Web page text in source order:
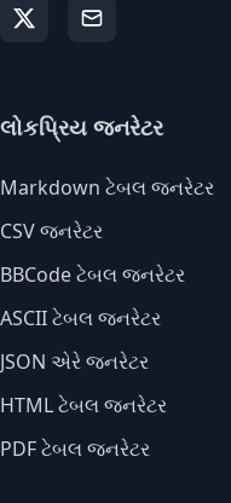
લોકપ્રિય જનરેટર
Markdown ટેબલ જનરેટર
CSV જનરેટર
BBCode ટેબલ જનરેટર
ASCII ટેબલ જનરેટર
JSON એરે જનરેટર
HTML ટેબલ જનરેટર
PDF ટેબલ જનરેટર